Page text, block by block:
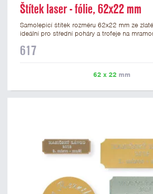
Štítek laser - fólie, 62x22 mm
Samolepicí štítek rozměru 62x22 mm ze
ideální pro střední poháry a trofeje na
textu doporučujeme maximálně 3 řádky, aby
prvním kroku objednávky.
617
62 x 22mm